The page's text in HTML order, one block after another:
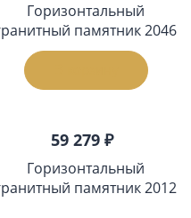
Горизонтальный
памятник 2046
59 279 ₽
Горизонтальный
памятник 2012